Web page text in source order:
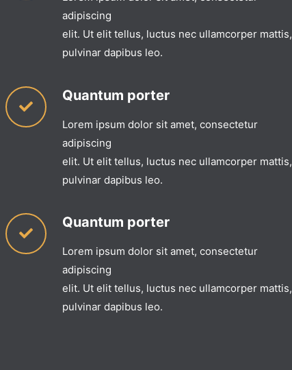
adipiscing
elit. Ut elit tellus, luctus nec ullamcorper mattis,
pulvinar dapibus leo.
Quantum porter
Lorem ipsum dolor sit amet, consectetur
adipiscing
elit. Ut elit tellus, luctus nec ullamcorper mattis,
pulvinar dapibus leo.
Quantum porter
Lorem ipsum dolor sit amet, consectetur
adipiscing
elit. Ut elit tellus, luctus nec ullamcorper mattis,
pulvinar dapibus leo.